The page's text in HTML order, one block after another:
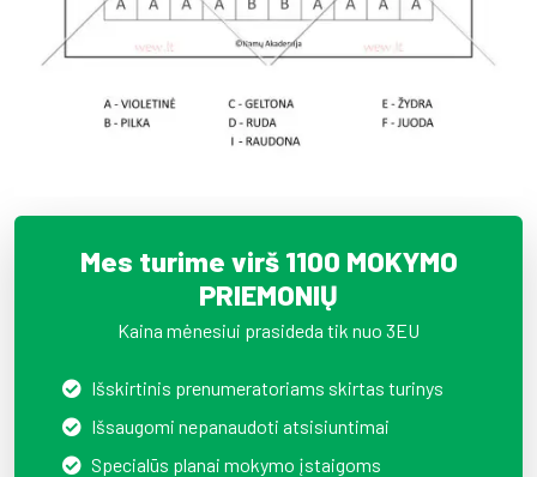
Mes turime virš 1100 MOKYMO
PRIEMONIŲ
Kaina mėnesiui prasideda tik nuo 3EU
Išskirtinis prenumeratoriams skirtas turinys
Išsaugomi nepanaudoti atsisiuntimai
Specialūs planai mokymo įstaigoms